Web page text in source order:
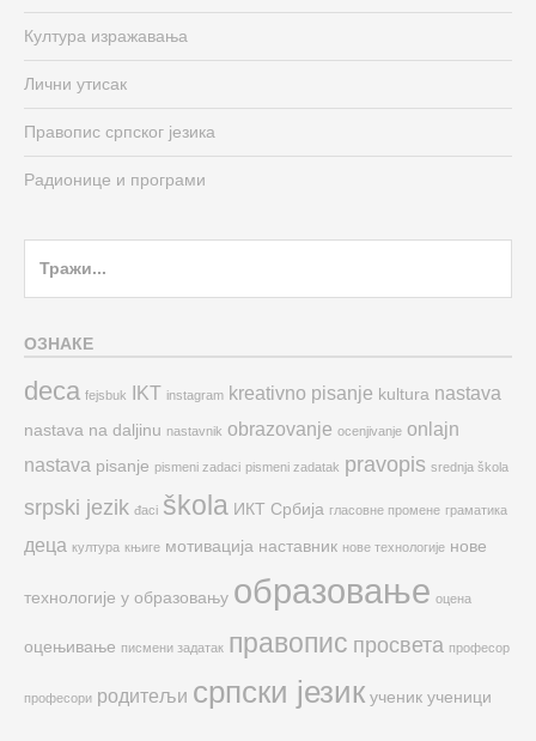
Култура изражавања
Лични утисак
Правопис српског језика
Радионице и програми
ОЗНАКЕ
deca fejsbuk IKT instagram kreativno pisanje kultura nastava
nastava na daljinu nastavnik obrazovanje ocenjivanje onlajn
nastava pisanje pismeni zadaci pismeni zadatak pravopis srednja škola
srpski jezik đaci škola ИКТ Србија гласовне промене граматика
деца култура књиге мотивација наставник нове технологије нове
технологије у образовању образовање оцена
оцењивање писмени задатак правопис просвета професор
професори родитељи српски језик ученик ученици